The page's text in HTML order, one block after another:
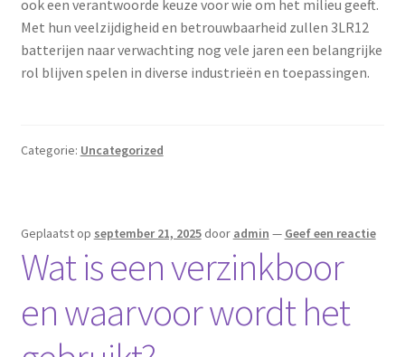
ook een verantwoorde keuze voor wie om het milieu geeft.
Met hun veelzijdigheid en betrouwbaarheid zullen 3LR12
batterijen naar verwachting nog vele jaren een belangrijke
rol blijven spelen in diverse industrieën en toepassingen.
Categorie: Uncategorized
Geplaatst op september 21, 2025 door admin — Geef een reactie
Wat is een verzinkboor
en waarvoor wordt het